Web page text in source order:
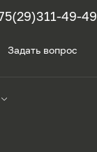
49-49
Задать вопрос